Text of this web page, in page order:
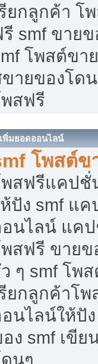
ยกลูกค้า โ
smf ขาย
โพสต์ขา
ายของโด
สฟรี
พิ่มยอดออนไลน์
โพสต์ข
สฟรีแคปชั่
ปัง smf แ
อนไลน์ แค
สฟรี ขายข
ๆ smf โพ
ยกลูกค้าโ
นไลน์ให้ปั
ง smf เขี
นๆ